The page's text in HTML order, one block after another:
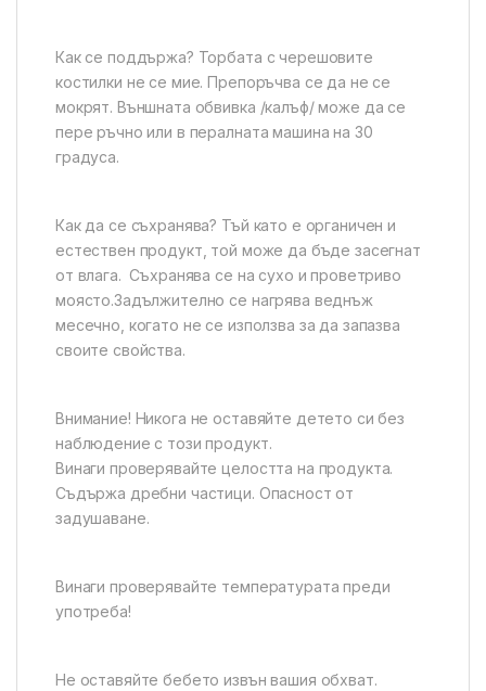
Как се поддържа? Торбата с черешовите
костилки не се мие. Препоръчва се да не се
мокрят. Външната обвивка /калъф/ може да се
пере ръчно или в пералната машина на 30
градуса.
Как да се съхранява? Тъй като е органичен и
естествен продукт, той може да бъде засегнат
от влага. Съхранява се на сухо и проветриво
моясто.Задължително се нагрява веднъж
месечно, когато не се използва за да запазва
своите свойства.
Внимание! Никога не оставяйте детето си без
наблюдение с този продукт.
Винаги проверявайте целостта на продукта.
Съдържа дребни частици. Опасност от
задушаване.
Винаги проверявайте температурата преди
употреба!
Не оставяйте бебето извън вашия обхват.